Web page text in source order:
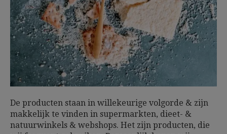
De producten staan in willekeurige volgorde & zijn
makkelijk te vinden in supermarkten, dieet- &
natuurwinkels & webshops. Het zijn producten, die